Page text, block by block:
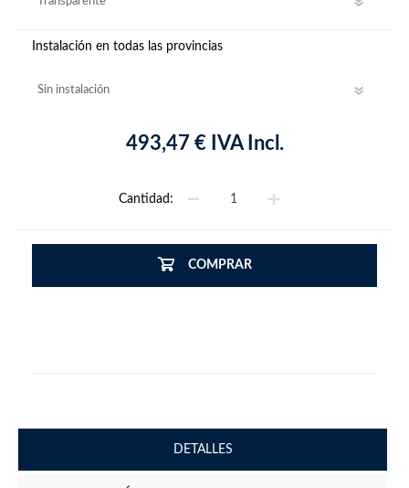
Instalación en todas las provincias
493,47 € IVA Incl.
Cantidad:
COMPRAR
DETALLES